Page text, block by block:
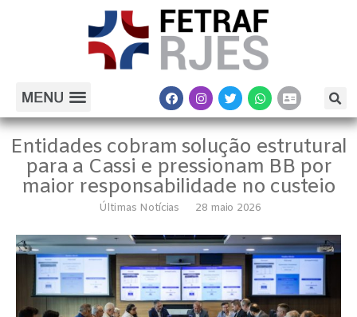
Entidades cobram solução estrutural
para a Cassi e pressionam BB por
maior responsabilidade no custeio
Últimas Notícias 28 maio 2026